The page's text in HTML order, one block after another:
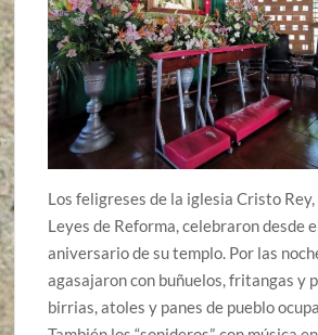
Los feligreses de la iglesia Cristo
Leyes de Reforma, celebraron desde
aniversario de su templo. Por las
agasajaron con buñuelos, fritangas y
birrias, atoles y panes de pueblo